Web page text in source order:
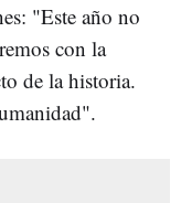
"Este año no
con la
de la historia.